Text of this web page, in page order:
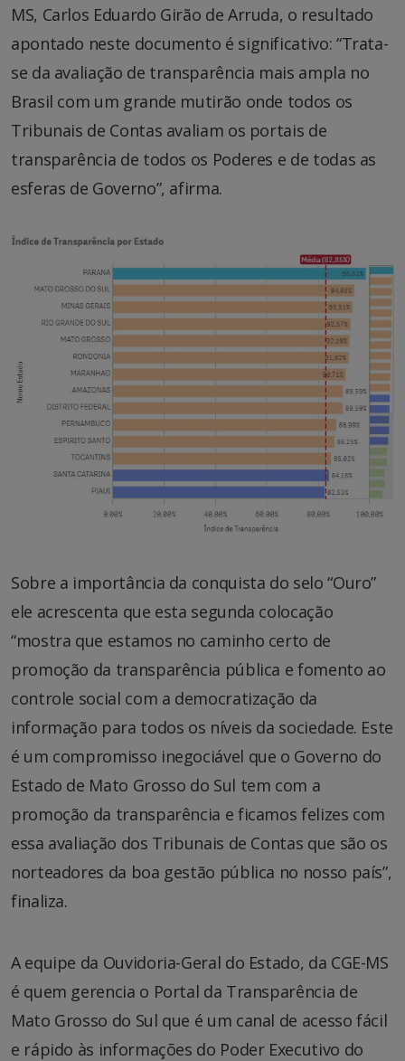
MS, Carlos Eduardo Girão de Arruda, o resultado
apontado neste documento é significativo: “Trata-
se da avaliação de transparência mais ampla no
Brasil com um grande mutirão onde todos os
Tribunais de Contas avaliam os portais de
transparência de todos os Poderes e de todas as
esferas de Governo”, afirma.
Sobre a importância da conquista do selo “Ouro”
ele acrescenta que esta segunda colocação
“mostra que estamos no caminho certo de
promoção da transparência pública e fomento ao
controle social com a democratização da
informação para todos os níveis da sociedade. Este
é um compromisso inegociável que o Governo do
Estado de Mato Grosso do Sul tem com a
promoção da transparência e ficamos felizes com
essa avaliação dos Tribunais de Contas que são os
norteadores da boa gestão pública no nosso país”,
finaliza.
A equipe da Ouvidoria-Geral do Estado, da CGE-MS
é quem gerencia o Portal da Transparência de
Mato Grosso do Sul que é um canal de acesso fácil
e rápido às informações do Poder Executivo do